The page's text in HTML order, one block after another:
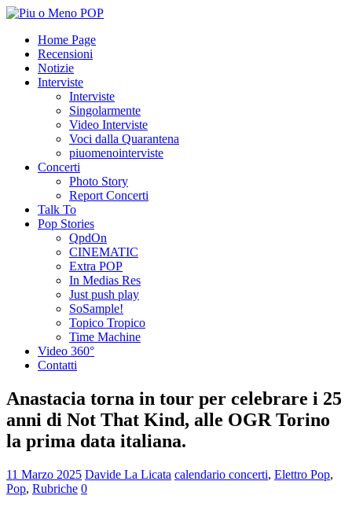
Home Page
Recensioni
Notizie
Interviste
Interviste
Singolarmente
Video Interviste
Voci dalla Quarantena
piuomenointerviste
Concerti
Photo Story
Report Concerti
Talk To
Pop Stories
QpdOn
CINEMATIC
Extra POP
In Medias Res
Just push play
SoSample!
Topico Tropico
Time Machine
Video 360°
Contatti
Anastacia torna in tour per celebrare i 25
anni di Not That Kind, alle OGR Torino
la prima data italiana.
11 Marzo 2025 Davide La Licata calendario concerti, Elettro Pop,
Pop, Rubriche 0